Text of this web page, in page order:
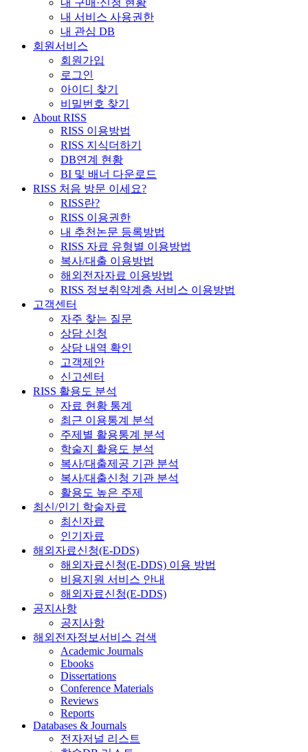
내 서비스 사용권한
내 관심 DB
회원서비스
회원가입
로그인
아이디 찾기
비밀번호 찾기
About RISS
RISS 이용방법
RISS 지식더하기
DB연계 현황
BI 및 배너 다운로드
RISS 처음 방문 이세요?
RISS란?
RISS 이용권한
내 추천논문 등록방법
RISS 자료 유형별 이용방법
복사/대출 이용방법
해외전자자료 이용방법
RISS 정보취약계층 서비스 이용방법
고객센터
자주 찾는 질문
상담 신청
상담 내역 확인
고객제안
신고센터
RISS 활용도 분석
자료 현황 통계
최근 이용통계 분석
주제별 활용통계 분석
학술지 활용도 분석
복사/대출제공 기관 분석
복사/대출신청 기관 분석
활용도 높은 주제
최신/인기 학술자료
최신자료
인기자료
해외자료신청(E-DDS)
해외자료신청(E-DDS) 이용 방법
비용지원 서비스 안내
해외자료신청(E-DDS)
공지사항
공지사항
해외전자정보서비스 검색
Academic Journals
Ebooks
Dissertations
Conference Materials
Reviews
Reports
Databases & Journals
전자저널 리스트